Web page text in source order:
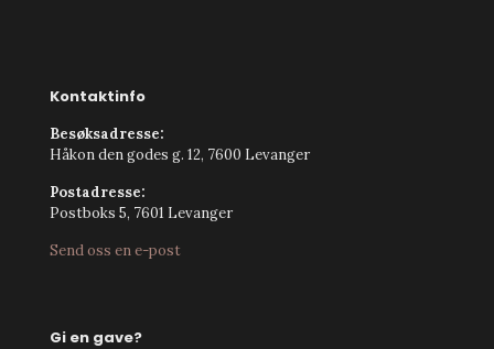
Kontaktinfo
Besøksadresse:
Håkon den godes g. 12, 7600 Levanger
Postadresse:
Postboks 5, 7601 Levanger
Send oss en e-post
Gi en gave?